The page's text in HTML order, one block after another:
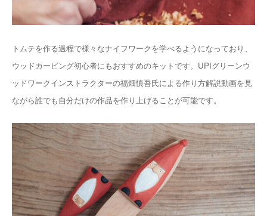
トムテを作る過程で様々なナイフワークを学べるようになっており、
ウッドカービング初心者にもおすすめのキットです。UPIグリーンウ
ッドワークインストラクターの福畑慎吾氏による作り方解説動画を見
ながら誰でも自分だけの作品を作り上げることが可能です。